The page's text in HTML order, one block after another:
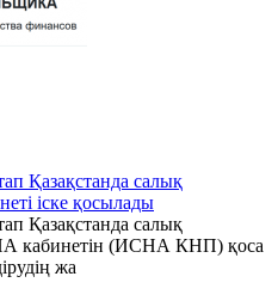
Қазақстанда салық
іске қосылады
Қазақстанда салық
кабинетін (ИСНА КНП) қоса
жа